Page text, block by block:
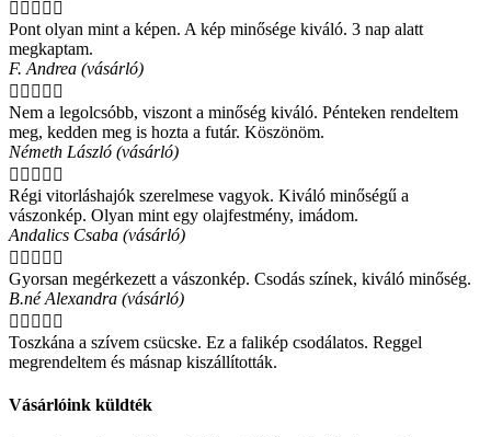
    
Pont olyan mint a képen. A kép minősége kiváló. 3 nap alatt
megkaptam.
F. Andrea (vásárló)
    
Nem a legolcsóbb, viszont a minőség kiváló. Pénteken rendeltem
meg, kedden meg is hozta a futár. Köszönöm.
Németh László (vásárló)
    
Régi vitorláshajók szerelmese vagyok. Kiváló minőségű a
vászonkép. Olyan mint egy olajfestmény, imádom.
Andalics Csaba (vásárló)
    
Gyorsan megérkezett a vászonkép. Csodás színek, kiváló minőség.
B.né Alexandra (vásárló)
    
Toszkána a szívem csücske. Ez a falikép csodálatos. Reggel
megrendeltem és másnap kiszállították.
Vásárlóink küldték